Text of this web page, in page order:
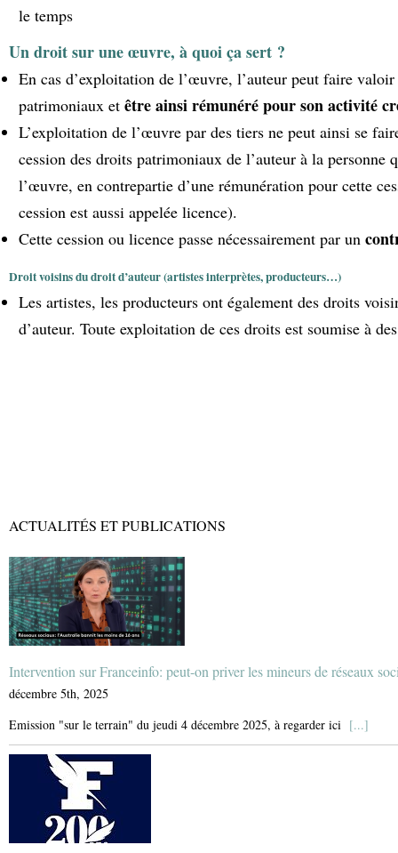
le temps
Un droit sur une œuvre, à quoi ça sert ?
En cas d’exploitation de l’œuvre, l’auteur peut faire
patrimoniaux et être ainsi rémunéré pour son activité
L’exploitation de l’œuvre par des tiers ne peut ainsi se
cession des droits patrimoniaux de l’auteur à la personne
l’œuvre, en contrepartie d’une rémunération pour cette
cession est aussi appelée licence).
Cette cession ou licence passe nécessairement par un
Droit voisins du droit d’auteur (artistes interprètes, producteurs…)
Les artistes, les producteurs ont également des droits
d’auteur. Toute exploitation de ces droits est soumise à
ACTUALITÉS ET PUBLICATIONS
Intervention sur Franceinfo: peut-on priver les mineurs de réseaux
décembre 5th, 2025
Emission "sur le terrain" du jeudi 4 décembre 2025, à regarder ici [...]